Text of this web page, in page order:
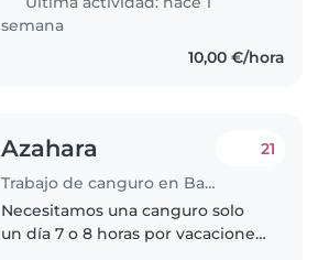
semana
10,00 €/hora
Azahara
Trabajo de canguro en Barcelona
21
Necesitamos una canguro solo
un día 7 o 8 horas por vacaciones